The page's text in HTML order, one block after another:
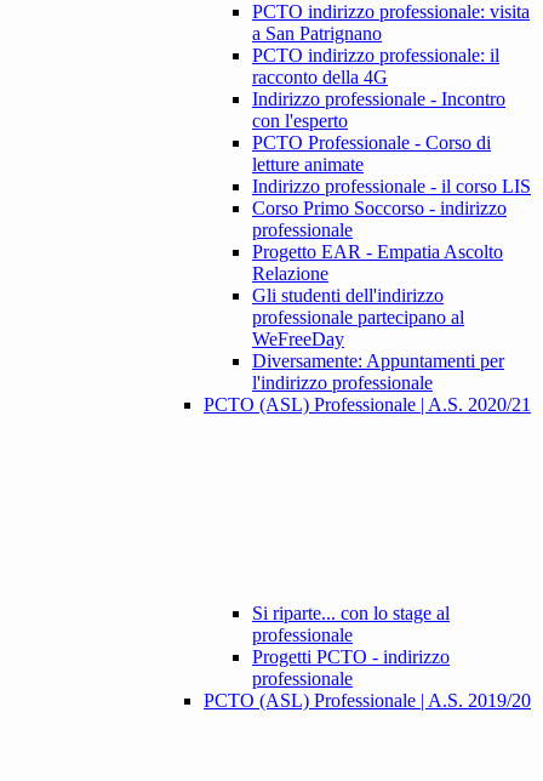
PCTO indirizzo professionale: visita
a San Patrignano
PCTO indirizzo professionale: il
racconto della 4G
Indirizzo professionale - Incontro
con l'esperto
PCTO Professionale - Corso di
letture animate
Indirizzo professionale - il corso LIS
Corso Primo Soccorso - indirizzo
professionale
Progetto EAR - Empatia Ascolto
Relazione
Gli studenti dell'indirizzo
professionale partecipano al
WeFreeDay
Diversamente: Appuntamenti per
l'indirizzo professionale
PCTO (ASL) Professionale | A.S. 2020/21
Si riparte... con lo stage al
professionale
Progetti PCTO - indirizzo
professionale
PCTO (ASL) Professionale | A.S. 2019/20